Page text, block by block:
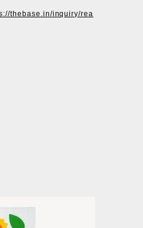
thebase.in/inquiry/rea